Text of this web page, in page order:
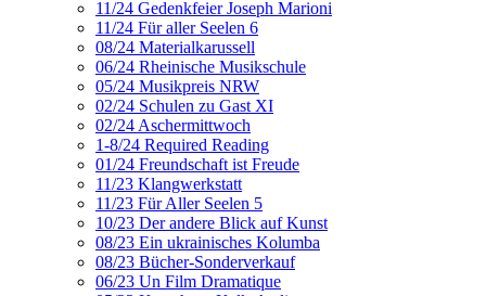
11/24 Gedenkfeier Joseph Marioni
11/24 Für aller Seelen 6
08/24 Materialkarussell
06/24 Rheinische Musikschule
05/24 Musikpreis NRW
02/24 Schulen zu Gast XI
02/24 Aschermittwoch
1-8/24 Required Reading
01/24 Freundschaft ist Freude
11/23 Klangwerkstatt
11/23 Für Aller Seelen 5
10/23 Der andere Blick auf Kunst
08/23 Ein ukrainisches Kolumba
08/23 Bücher-Sonderverkauf
06/23 Un Film Dramatique